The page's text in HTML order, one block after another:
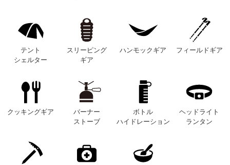
テント
シェルター
スリーピング
ギア
ハンモックギア フィールドギア
クッキングギア
バーナー
ストーブ
ボトル
ハイドレーション
ヘッドライト
ランタン